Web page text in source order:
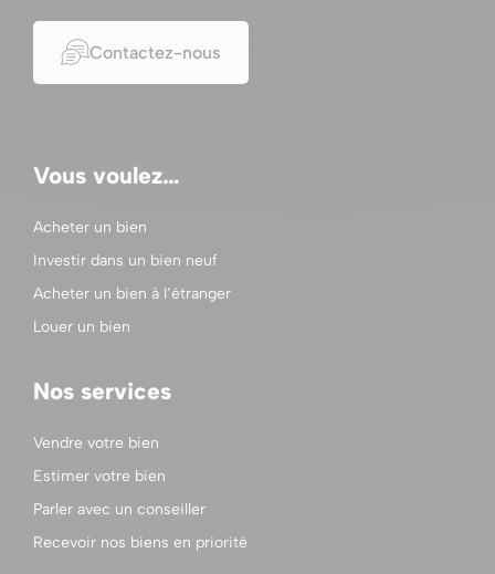
Contactez-nous
Vous voulez…
Acheter un bien
Investir dans un bien neuf
Acheter un bien à l’étranger
Louer un bien
Nos services
Vendre votre bien
Estimer votre bien
Parler avec un conseiller
Recevoir nos biens en priorité